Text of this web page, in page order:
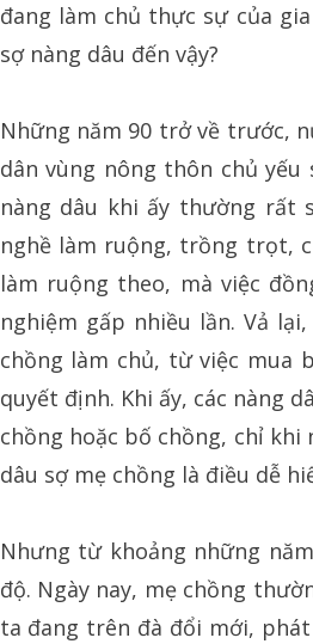
đang làm chủ thực sự của
sợ nàng dâu đến vậy?
Những năm 90 trở về trước,
dân vùng nông thôn chủ yếu
nàng dâu khi ấy thường rất
nghề làm ruộng, trồng trọt,
làm ruộng theo, mà việc
nghiệm gấp nhiều lần. Vả
chồng làm chủ, từ việc mua
quyết định. Khi ấy, các nàng
chồng hoặc bố chồng, chỉ khi
dâu sợ mẹ chồng là điều dễ
Nhưng từ khoảng những
độ. Ngày nay, mẹ chồng
ta đang trên đà đổi mới,